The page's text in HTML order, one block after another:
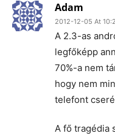
Adam
2012-12-05 At
A 2.3-as
legfőképp
70%-a nem
hogy nem
telefont
A fő tragédia